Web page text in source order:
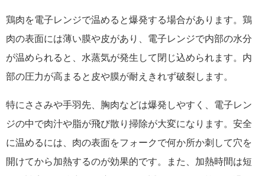
鶏肉を電子レンジで温めると爆発する場合があります。鶏
肉の表面には薄い膜や皮があり、電子レンジで内部の水分
が温められると、水蒸気が発生して閉じ込められます。内
部の圧力が高まると皮や膜が耐えきれず破裂します。
特にささみや手羽先、胸肉などは爆発しやすく、電子レン
ジの中で肉汁や脂が飛び散り掃除が大変になります。安全
に温めるには、肉の表面をフォークで何か所か刺して穴を
開けてから加熱するのが効果的です。また、加熱時間は短